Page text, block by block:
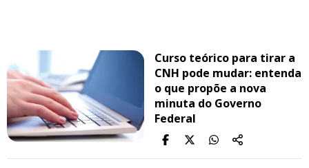
Curso teórico para tirar a
CNH pode mudar: entenda
o que propõe a nova
minuta do Governo
Federal